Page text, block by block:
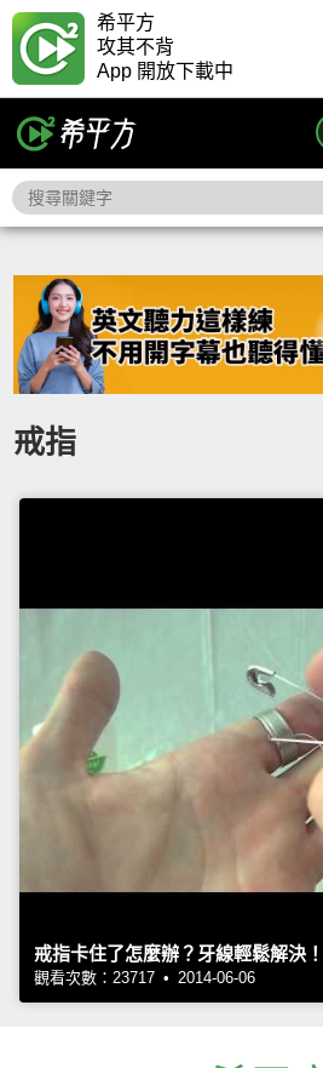
希平方
攻其不背
App 開放下載中
戒指
戒指卡住了怎麼辦？牙線輕鬆解決！
觀看次數：23717 • 2014-06-06